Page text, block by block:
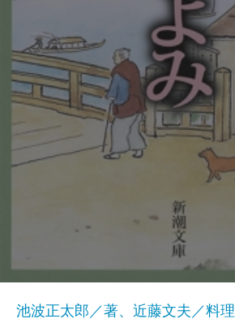
池波正太郎／著、近藤文夫／料理